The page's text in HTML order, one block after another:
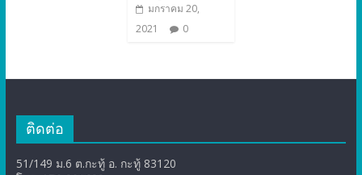
มกราคม 20,
2021
0
ติดต่อ
51/149 ม.6 ต.กะทู้ อ. กะทู้ 83120